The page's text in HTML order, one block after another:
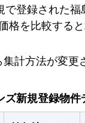
で登録された
格を比較する
計方法が変更
新規登録物件